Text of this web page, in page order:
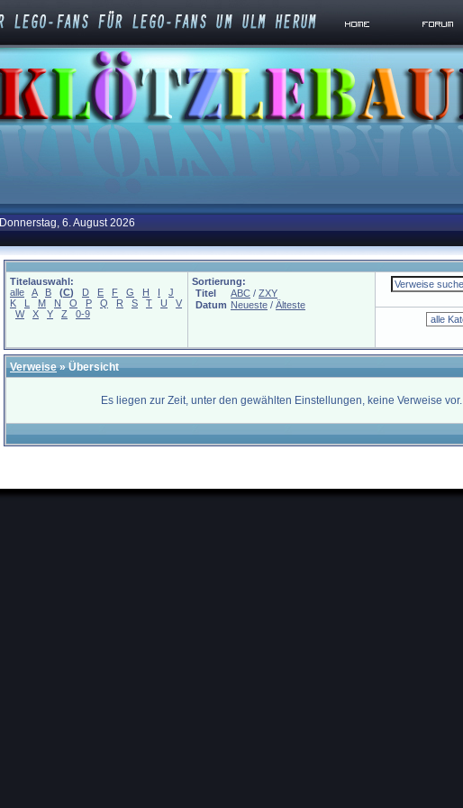
Donnerstag, 6. August 2026
Titelauswahl:
alle
A B (C) D E F G H I
J
K
L M N O P Q R S T U
V
W
X Y Z 0-9
Sortierung:
Titel
ABC / ZXY
Datum Neueste / Älteste
Verweise» Übersicht
Es liegen zur Zeit, unter den gewählten Einstellungen, keine Verweise vor.